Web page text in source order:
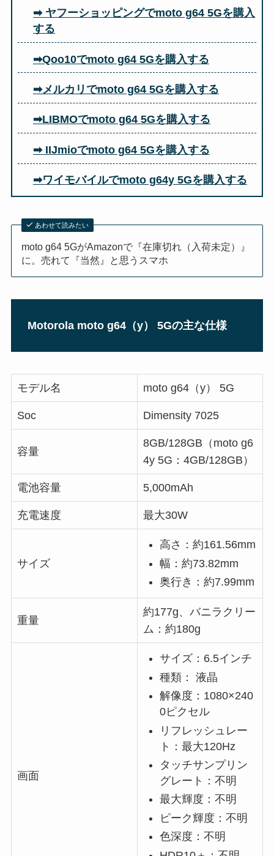
➡ ヤフーショッピングでmoto g64 5Gを購入
する
➡Qoo10でmoto g64 5Gを購入する
➡メルカリでmoto g64 5Gを購入する
➡LIBMOでmoto g64 5Gを購入する
➡ IIJmioでmoto g64 5Gを購入する
➡ワイモバイルでmoto g64y 5Gを購入する
あわせて読みたい
moto g64 5GがAmazonで『在庫切れ（入荷未定）』
に。売れて『当然』と思うスマホ
Motorola moto g64（y） 5Gの主な仕様
モデル名 moto g64（y） 5G
Soc Dimensity 7025
容量
8GB/128GB（moto g6
4y 5G：4GB/128GB）
電池容量 5,000mAh
充電速度 最大30W
サイズ
高さ：約161.56mm
幅：約73.82mm
奥行き：約7.99mm
重量
約177g、バニラクリー
ム：約180g
画面
サイズ：6.5インチ
種類： 液晶
解像度：1080×240
0ピクセル
リフレッシュレー
ト：最大120Hz
タッチサンプリン
グレート：不明
最大輝度：不明
ピーク輝度：不明
色深度：不明